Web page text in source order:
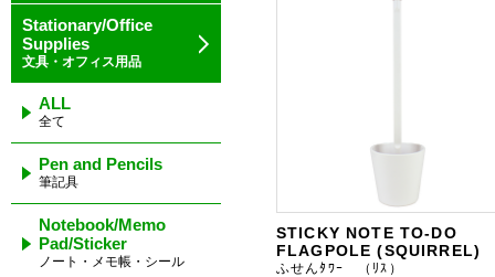
Stationary/Office
Supplies
文具・オフィス用品
ALL
全て
Pen and Pencils
筆記具
Notebook/Memo
Pad/Sticker
ノート・メモ帳・シール
STICKY NOTE TO-DO
FLAGPOLE (SQUIRREL)
ふせんﾀﾜｰ （ﾘｽ）